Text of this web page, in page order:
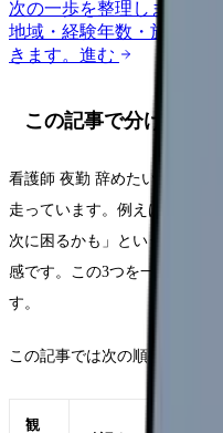
次の一歩を整理します。
地域・経験年数・施設形
きます。 進む
この記事で分けて考え
看護師 夜勤 辞めたいで検索
走っています。例えば「もう
次に困るかも」という不安、
感です。この3つを一緒に考
す。
この記事では次の順番で整理し
観